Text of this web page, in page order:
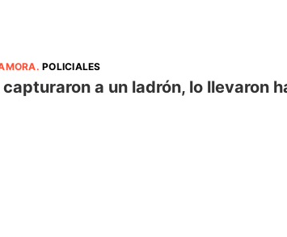
.POLICIALES
a un ladrón, lo llevaron